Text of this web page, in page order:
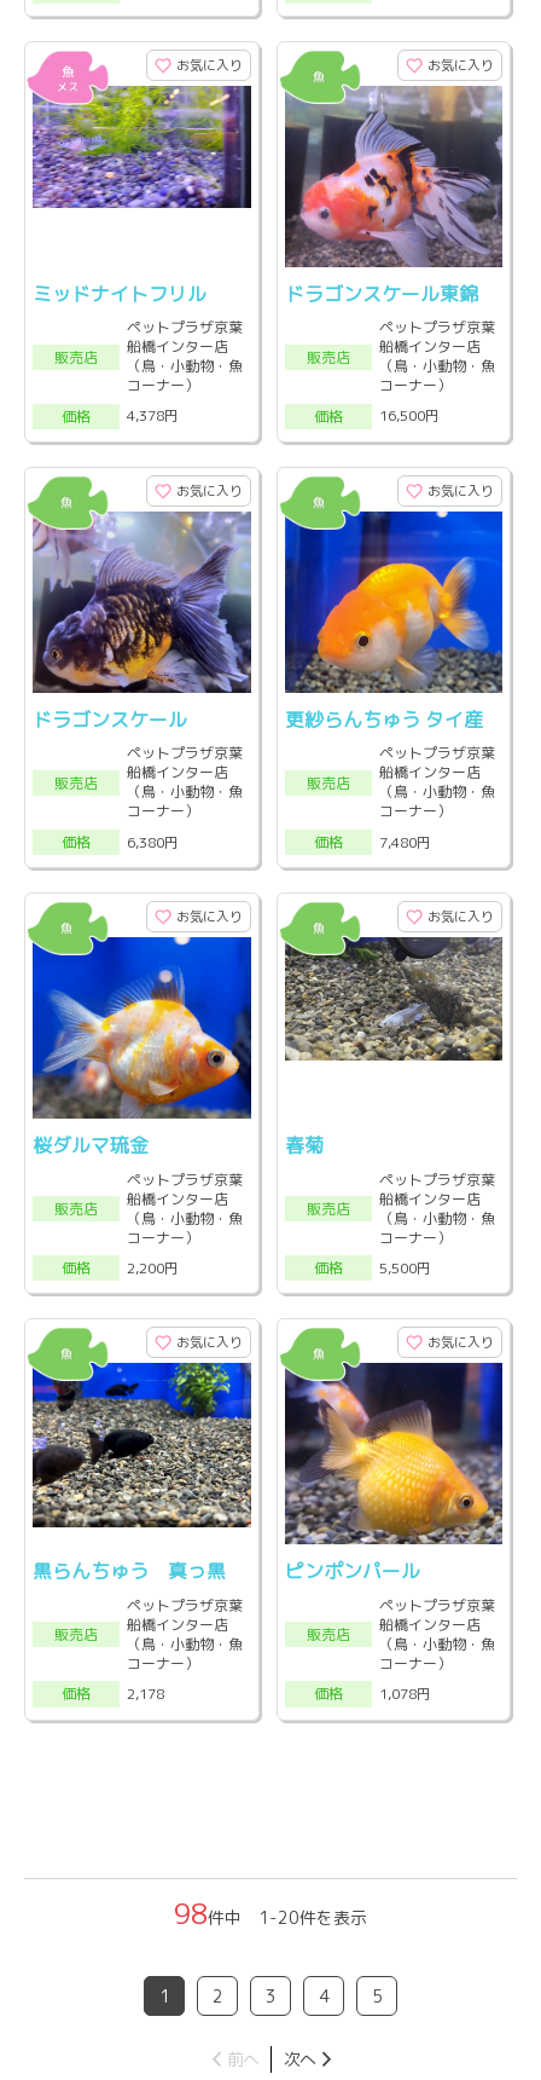
お気に入り
ミッドナイトフリル
販売店
ペットプラザ京葉
船橋インター店
（鳥・小動物・魚
コーナー）
価格
4,378円
お気に入り
ドラゴンスケール東錦
販売店
ペットプラザ京葉
船橋インター店
（鳥・小動物・魚
コーナー）
価格
16,500円
お気に入り
ドラゴンスケール
販売店
ペットプラザ京葉
船橋インター店
（鳥・小動物・魚
コーナー）
価格
6,380円
お気に入り
更紗らんちゅう タイ産
販売店
ペットプラザ京葉
船橋インター店
（鳥・小動物・魚
コーナー）
価格
7,480円
お気に入り
桜ダルマ琉金
販売店
ペットプラザ京葉
船橋インター店
（鳥・小動物・魚
コーナー）
価格
2,200円
お気に入り
春菊
販売店
ペットプラザ京葉
船橋インター店
（鳥・小動物・魚
コーナー）
価格
5,500円
お気に入り
黒らんちゅう 真っ黒
販売店
ペットプラザ京葉
船橋インター店
（鳥・小動物・魚
コーナー）
価格
2,178
お気に入り
ピンポンパール
販売店
ペットプラザ京葉
船橋インター店
（鳥・小動物・魚
コーナー）
価格
1,078円
98件中 1-20件を表示
1 2 3 4 5
前へ 次へ